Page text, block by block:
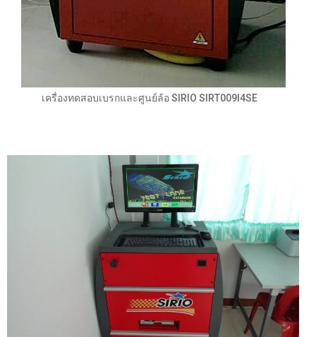
เครื่องทดสอบเบรกและศูนย์ล้อ SIRIO SIRT009l4SE